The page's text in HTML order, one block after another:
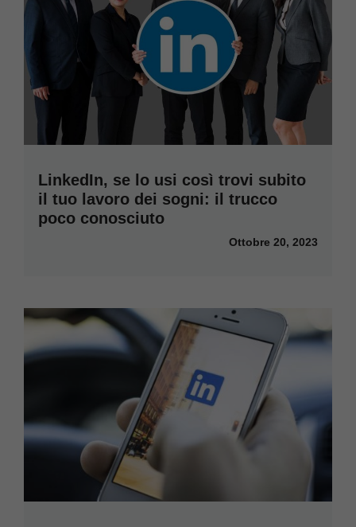
LinkedIn, se lo usi così trovi subito
il tuo lavoro dei sogni: il trucco
poco conosciuto
Ottobre 20, 2023